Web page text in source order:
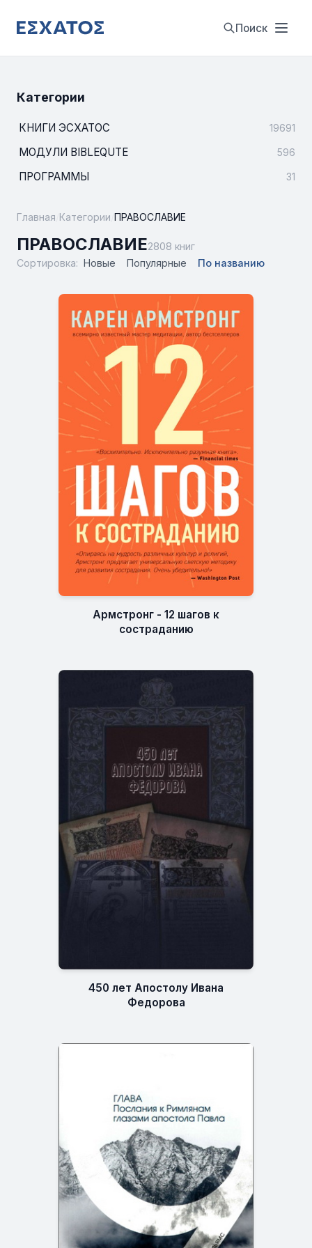
Поиск
Категории
КНИГИ ЭСХАТОС 19691
МОДУЛИ BIBLEQUTE 596
ПРОГРАММЫ 31
Главная Категории ПРАВОСЛАВИЕ
ПРАВОСЛАВИЕ2808 книг
Сортировка: Новые Популярные По названию
Армстронг - 12 шагов к
состраданию
450 лет Апостолу Ивана
Федорова